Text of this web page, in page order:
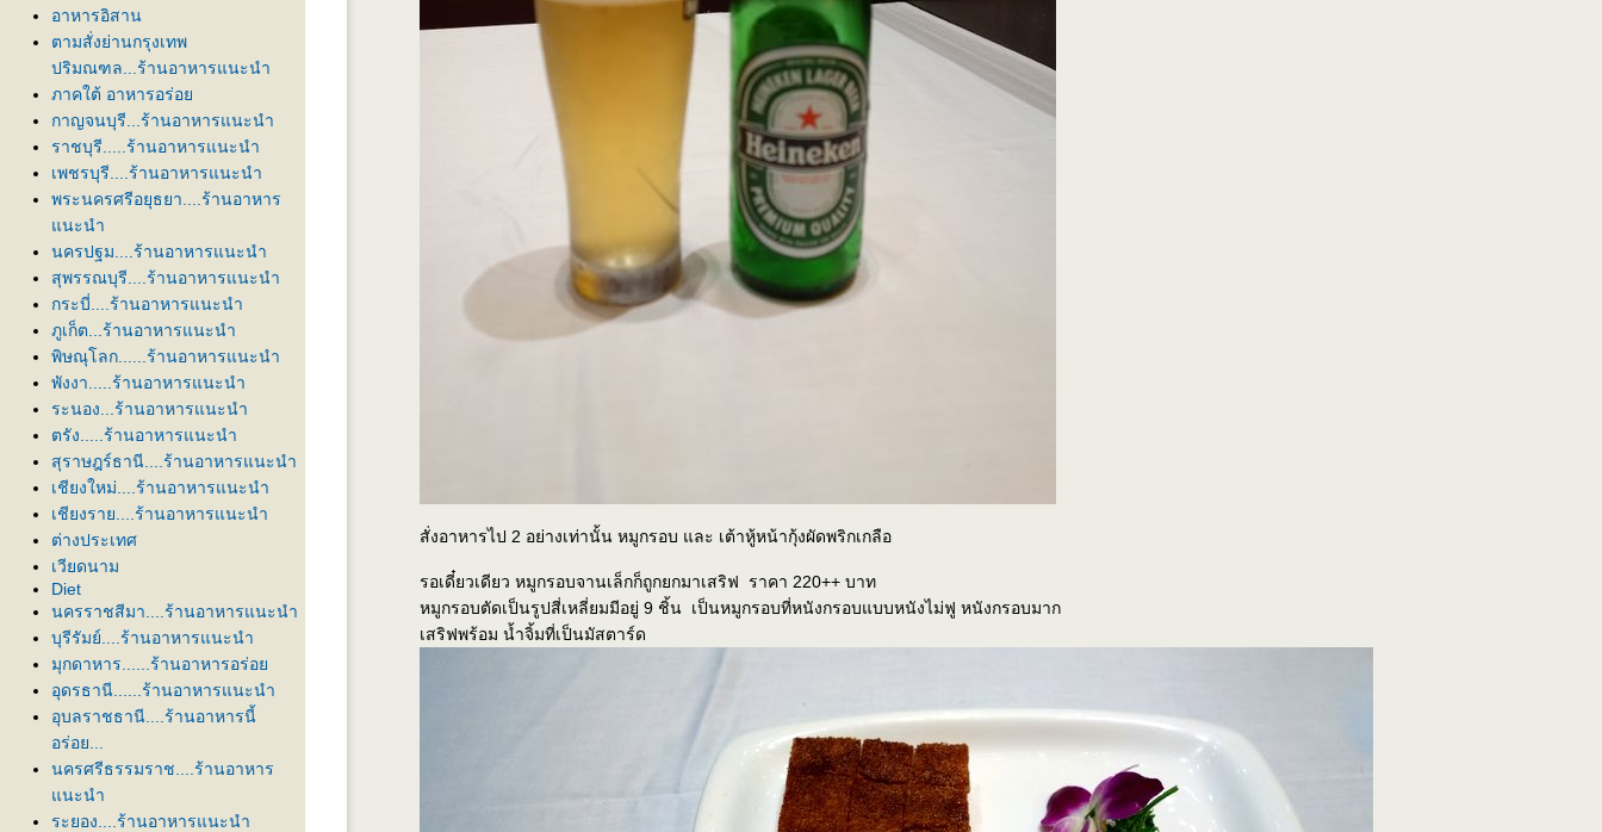
อาหารอิสาน
ตามสั่งย่านกรุงเทพ
ปริมณฑล...ร้านอาหารแนะนำ
ภาคใต้ อาหารอร่อ
กาญจนบุรี...ร้านอาหารแนะนำ
ราชบุรี.....ร้านอาหารแนะนำ
เพชรบุรี....ร้านอาหารแนะนำ
พระนครศรีอยุธยา....ร้านอาหาร
นะนำ
นครปฐม....ร้านอาหารแนะนำ
สุพรรณบุรี....ร้านอาหารแนะนำ
กระบี่....ร้านอาหารแนะนำ
ภูเก็ต...ร้านอาหารแนะนำ
พิษณุโลก......ร้านอาหารแนะนำ
พังงา.....ร้านอาหารแนะนำ
ระนอง...ร้านอาหารแนะนำ
ตรัง.....ร้านอาหารแนะนำ
สุราษฎร์ธานี....ร้านอาหารแนะนำ
เชียงใหม่....ร้านอาหารแนะนำ
เชียงราย....ร้านอาหารแนะนำ
ต่างประเทศ
เวียดนาม
Diet
นครราชสีมา....ร้านอาหารแนะนำ
บุรีรัมย์....ร้านอาหารแนะนำ
มุกดาหาร......ร้านอาหารอร่อ
อุดรธานี......ร้านอาหารแนะนำ
อุบลราชธานี....ร้านอาหารนี้
อร่อย...
นครศรีธรรมราช....ร้านอาหาร
นะนำ
ระยอง....ร้านอาหารแนะนำ
สั่งอาหารไป 2 อย่างเท่านั้น หมูกรอบ และ เต้าหู้หน้ากุ้งผัดพริกเกลือ
รอเดี๋ยวเดียว หมูกรอบจานเล็กก็ถูกยกมาเสริฟ ราคา 220++ บาท
หมูกรอบตัดเป็นรูปสี่เหลี่ยมมีอยู่ 9 ชิ้น เป็นหมูกรอบที่หนังกรอบแบบหนังไม่ฟู หนังกรอบมาก
เสริฟพร้อม น้ำจิ้มที่เป็นมัสตาร์ด